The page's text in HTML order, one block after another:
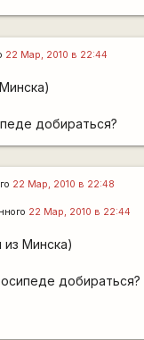
22 Мар, 2010 в 22:44
добираться?
22 Мар, 2010 в 22:48
22 Мар, 2010 в 22:44
Минска)
добираться?